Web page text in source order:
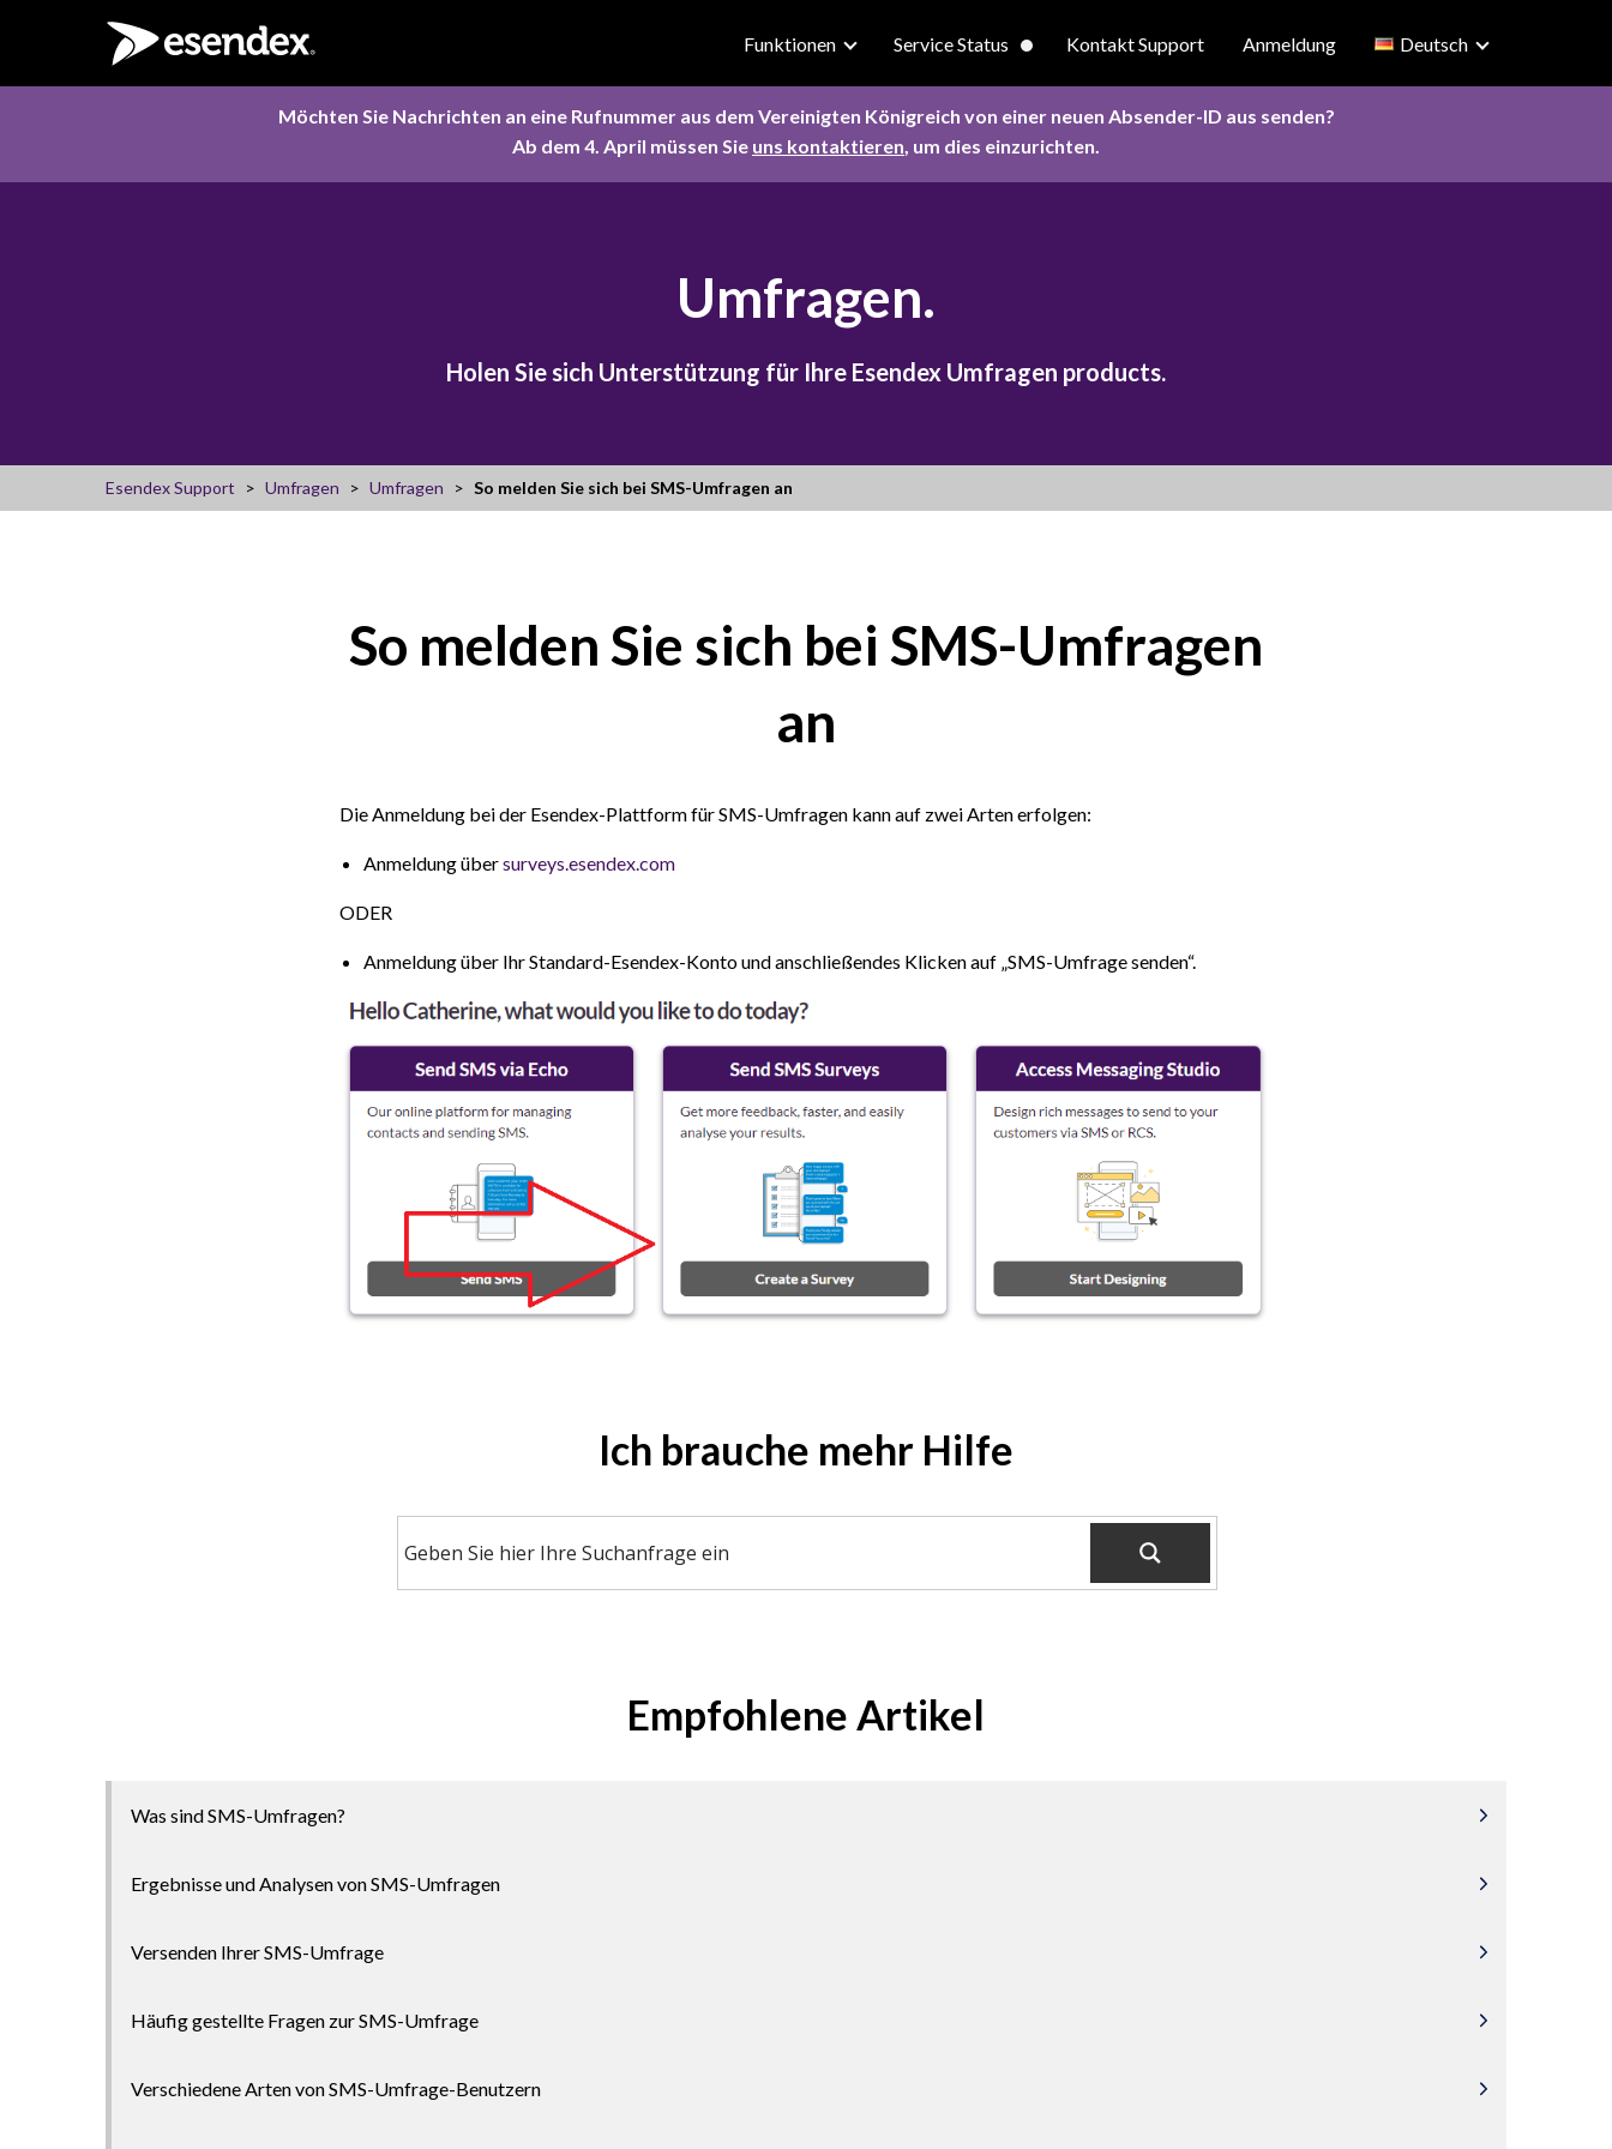
Funktionen Service Status Kontakt Support Anmeldung Deutsch
Möchten Sie Nachrichten an eine Rufnummer aus dem Vereinigten Königreich von einer neuen Absender-ID aus senden?
Ab dem 4. April müssen Sie uns kontaktieren, um dies einzurichten.
Umfragen.
Holen Sie sich Unterstützung für Ihre Esendex Umfragen products.
Esendex Support Umfragen Umfragen So melden Sie sich bei SMS-Umfragen an
So melden Sie sich bei SMS-Umfragen
an
Die Anmeldung bei der Esendex-Plattform für SMS-Umfragen kann auf zwei Arten erfolgen:
Anmeldung übersurveys.esendex.com
ODER
Anmeldung über Ihr Standard-Esendex-Konto und anschließendes Klicken auf „SMS-Umfrage senden“.
Ich brauche mehr Hilfe
Empfohlene Artikel
Was sind SMS-Umfragen?
Ergebnisse und Analysen von SMS-Umfragen
Versenden Ihrer SMS-Umfrage
Häufig gestellte Fragen zur SMS-Umfrage
Verschiedene Arten von SMS-Umfrage-Benutzern